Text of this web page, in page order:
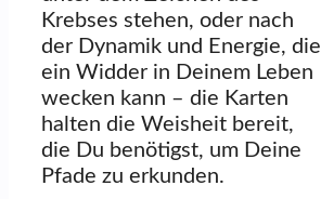
Krebses stehen, oder nach
der Dynamik und Energie, die
ein Widder in Deinem Leben
wecken kann – die Karten
halten die Weisheit bereit,
die Du benötigst, um Deine
Pfade zu erkunden.